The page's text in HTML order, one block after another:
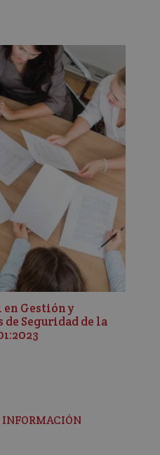
es:
890,00€.
Gestión y
Seguridad de la